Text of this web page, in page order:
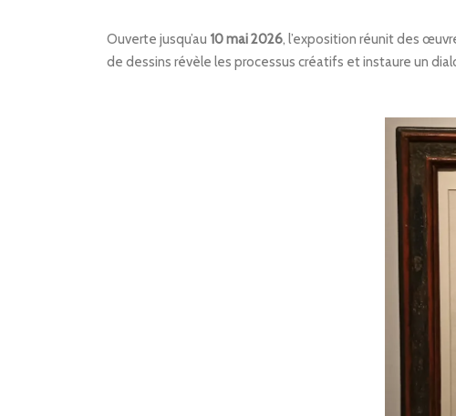
Ouverte jusqu’au 10 mai 2026, l’exposition réunit des
de dessins révèle les processus créatifs et instaure un